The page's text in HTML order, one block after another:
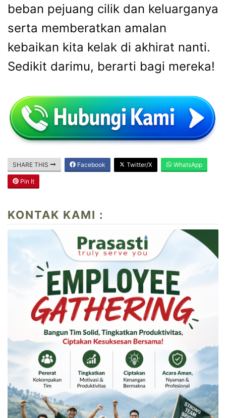
beban pejuang cilik dan keluarganya
serta memberatkan amalan
kebaikan kita kelak di akhirat nanti.
Sedikit darimu, berarti bagi mereka!
SHARE THIS Facebook Twitter/X WhatsApp
Pin It
KONTAK KAMI :